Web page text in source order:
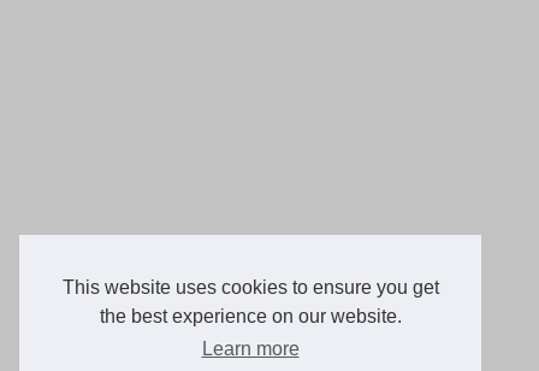
This website uses cookies to ensure you get
the best experience on our website.
Learn more